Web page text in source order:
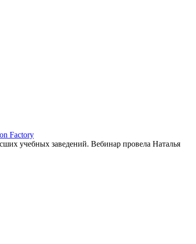
Factory
учебных заведений. Вебинар провела Наталья